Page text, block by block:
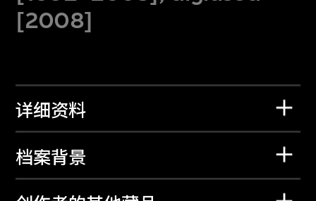
[2008]
详细资料
档案背景